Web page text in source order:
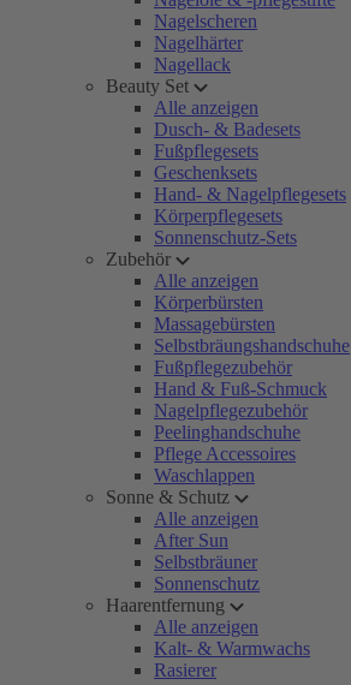
Nagelscheren
Nagelhärter
Nagellack
Beauty Set
Alle anzeigen
Dusch- & Badesets
Fußpflegesets
Geschenksets
Hand- & Nagelpflegesets
Körperpflegesets
Sonnenschutz-Sets
Zubehör
Alle anzeigen
Körperbürsten
Massagebürsten
Selbstbräungshandschuhe
Fußpflegezubehör
Hand & Fuß-Schmuck
Nagelpflegezubehör
Peelinghandschuhe
Pflege Accessoires
Waschlappen
Sonne & Schutz
Alle anzeigen
After Sun
Selbstbräuner
Sonnenschutz
Haarentfernung
Alle anzeigen
Kalt- & Warmwachs
Rasierer